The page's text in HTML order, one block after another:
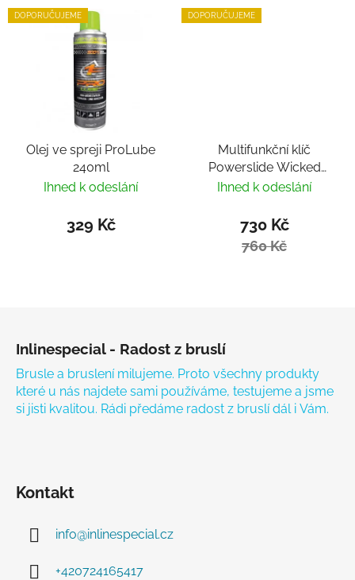
DOPORUČUJEME
Olej ve spreji ProLube
240ml
Ihned k odeslání
329 Kč
DOPORUČUJEME
Multifunkční klíč
Powerslide Wicked
Hardcore Tool
Ihned k odeslání
730 Kč
760 Kč
Inlinespecial - Radost z bruslí
Brusle a bruslení milujeme. Proto všechny produkty
které u nás najdete sami používáme, testujeme a jsme
si jisti kvalitou. Rádi předáme radost z bruslí dál i Vám.
Kontakt
info@inlinespecial.cz
+420724165417